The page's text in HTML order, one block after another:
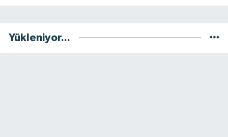
Yükleniyor...